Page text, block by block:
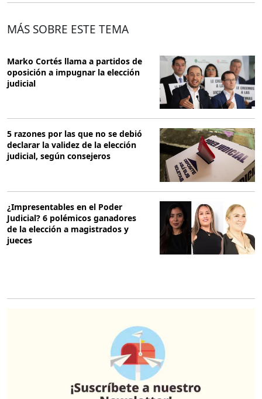
MÁS SOBRE ESTE TEMA
Marko Cortés llama a partidos de
oposición a impugnar la elección
judicial
5 razones por las que no se debió
declarar la validez de la elección
judicial, según consejeros
¿Impresentables en el Poder
Judicial? 6 polémicos ganadores
de la elección a magistrados y
jueces